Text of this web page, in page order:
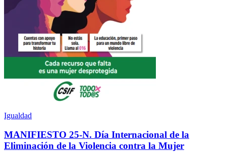
Igualdad
MANIFIESTO 25-N. Día Internacional de la
Eliminación de la Violencia contra la Mujer